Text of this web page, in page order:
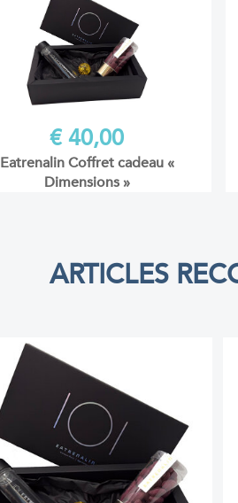
€ 40,00
Eatrenalin Coffret cadeau «
Dimensions »
ARTICLES